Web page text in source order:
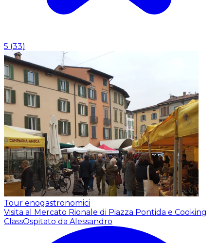
5 (33)
Tour enogastronomici
Visita al Mercato Rionale di Piazza Pontida e Cooking
ClassOspitato da Alessandro